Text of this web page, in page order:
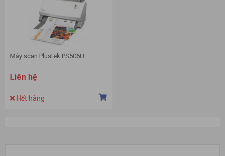
Máy scan Plustek PS506U
Liên hệ
Hết hàng